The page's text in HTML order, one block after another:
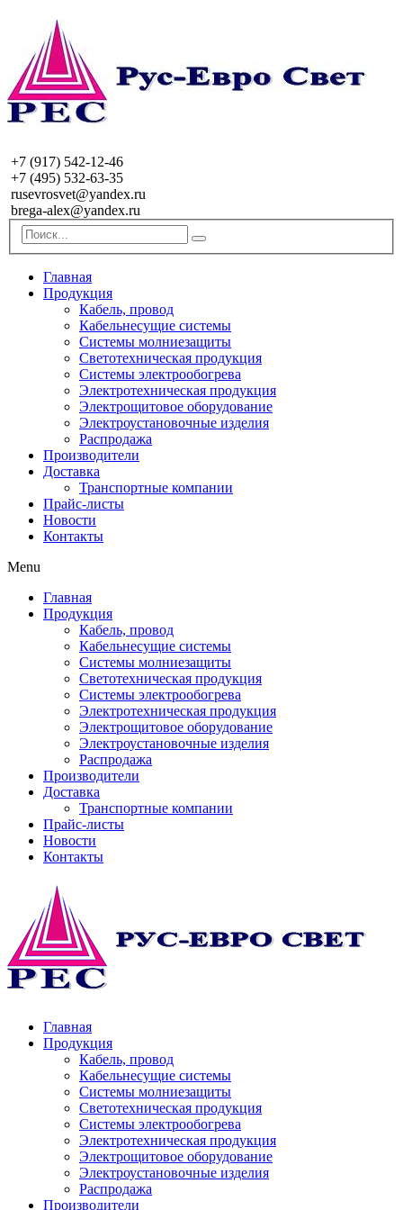
+7 (917) 542-12-46
+7 (495) 532-63-35
rusevrosvet@yandex.ru
brega-alex@yandex.ru
Главная
Продукция
Кабель, провод
Кабельнесущие системы
Системы молниезащиты
Светотехническая продукция
Системы электрообогрева
Электротехническая продукция
Электрощитовое оборудование
Электроустановочные изделия
Распродажа
Производители
Доставка
Транспортные компании
Прайс-листы
Новости
Контакты
Menu
Главная
Продукция
Кабель, провод
Кабельнесущие системы
Системы молниезащиты
Светотехническая продукция
Системы электрообогрева
Электротехническая продукция
Электрощитовое оборудование
Электроустановочные изделия
Распродажа
Производители
Доставка
Транспортные компании
Прайс-листы
Новости
Контакты
Главная
Продукция
Кабель, провод
Кабельнесущие системы
Системы молниезащиты
Светотехническая продукция
Системы электрообогрева
Электротехническая продукция
Электрощитовое оборудование
Электроустановочные изделия
Распродажа
Производители